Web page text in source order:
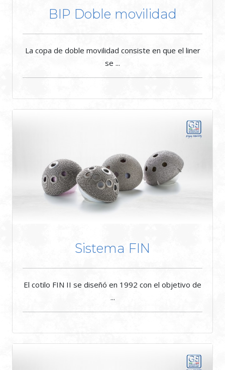
BIP Doble movilidad
La copa de doble movilidad consiste en que el liner
se ...
Sistema FIN
El cotilo FIN II se diseñó en 1992 con el objetivo de
...